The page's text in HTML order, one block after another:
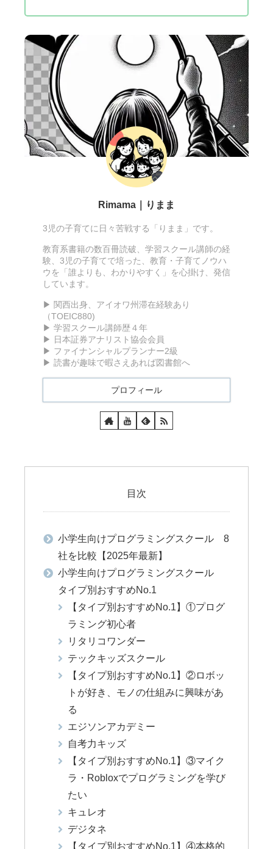
Rimama｜りまま
3児の子育てに日々苦戦する「りまま」です。
教育系書籍の数百冊読破、学習スクール講師の経
験、3児の子育てで培った、教育・子育てノウハ
ウを「誰よりも、わかりやすく」を心掛け、発信
しています。
▶ 関西出身、アイオワ州滞在経験あり
（TOEIC880)
▶ 学習スクール講師歴４年
▶ 日本証券アナリスト協会会員
▶ ファイナンシャルプランナー2級
▶ 読書が趣味で暇さえあれば図書館へ
プロフィール
目次
小学生向けプログラミングスクール 8
社を比較【2025年最新】
小学生向けプログラミングスクール
タイプ別おすすめNo.1
【タイプ別おすすめNo.1】①プログ
ラミング初心者
リタリコワンダー
テックキッズスクール
【タイプ別おすすめNo.1】②ロボッ
トが好き、モノの仕組みに興味があ
る
エジソンアカデミー
自考力キッズ
【タイプ別おすすめNo.1】③マイク
ラ・Robloxでプログラミングを学び
たい
キュレオ
デジタネ
【タイプ別おすすめNo.1】④本格的